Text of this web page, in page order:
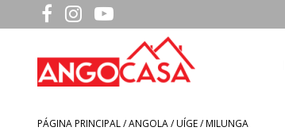
PÁGINA PRINCIPAL/ANGOLA/ UÍGE / MILUNGA